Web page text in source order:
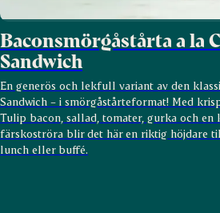
Baconsmörgåstårta a la
Sandwich
En generös och lekfull variant av den
Sandwich – i smörgåstårteformat! Med
Tulip bacon, sallad, tomater, gurka och en
färskoströra blir det här en riktig höjdare
lunch eller buffé.